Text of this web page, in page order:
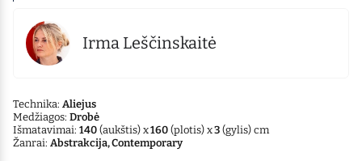
Irma Leščinskaitė
Technika: Aliejus
Medžiagos: Drobė
Išmatavimai: 140 (aukštis) x160 (plotis) x3 (gylis) cm
Žanrai: Abstrakcija, Contemporary